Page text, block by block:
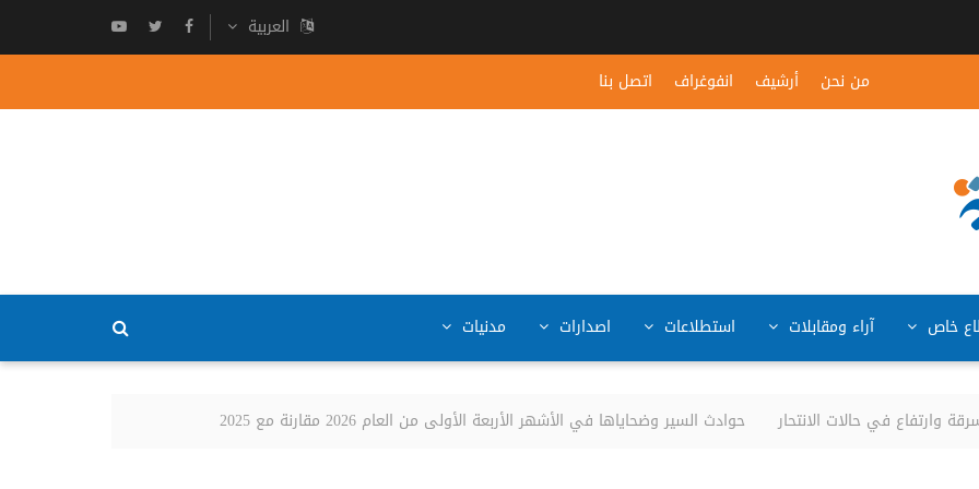
العربية
من نحن
أرشيف انفوغراف اتصل بنا
خاص آراء ومقابلات استطلاعات اصدارات مدنيات
حوادث السير وضحاياها في الأشهر الأربعة الأولى من العام 2026 مقارنة مع 2025 في حالات الانتحار